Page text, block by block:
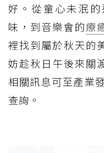
好。從童心未泯
味，到音樂會的療
裡找到屬於秋天的
妨趁秋日午後來關
相關訊息可至產業
查詢。